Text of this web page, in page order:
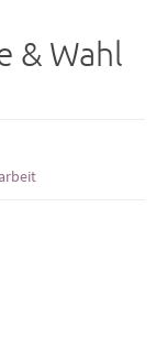
& Wahl